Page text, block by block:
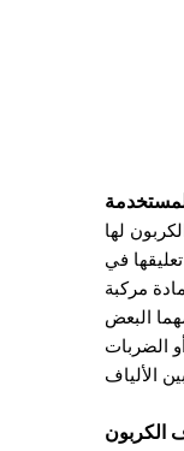
لها
في
البعض
الضربات
الكربون